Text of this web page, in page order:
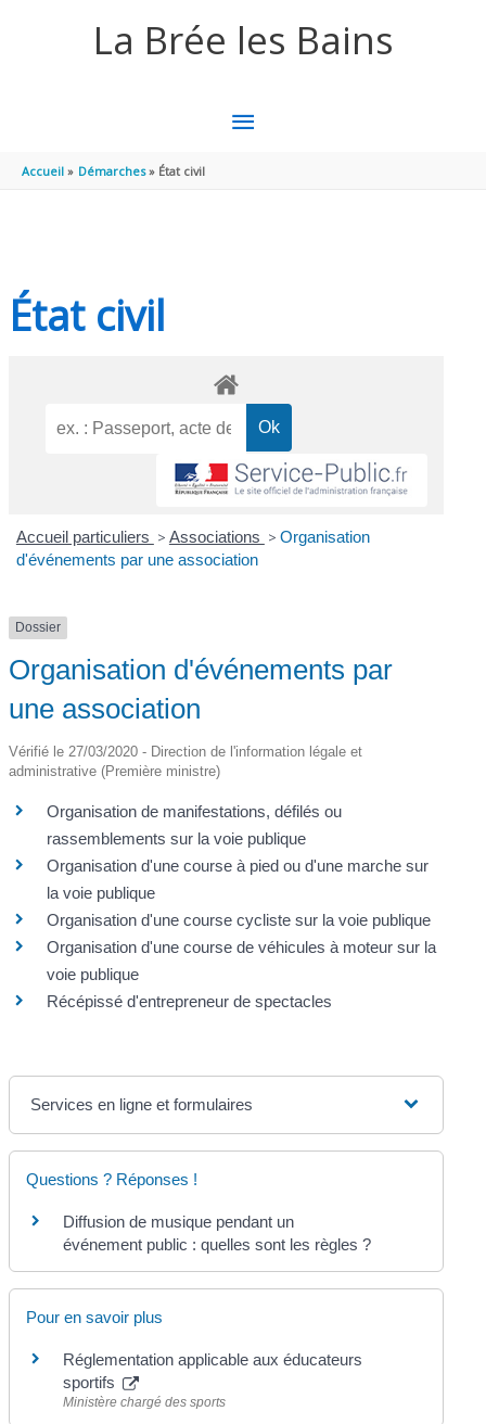
La Brée les Bains
MENU
Accueil Démarches État civil
État civil
Accueil particuliers > Associations > Organisation
d'événements par une association
Dossier
Organisation d'événements par
une association
Vérifié le 27/03/2020 - Direction de l'information légale et
administrative (Première ministre)
Organisation de manifestations, défilés ou
rassemblements sur la voie publique
Organisation d'une course à pied ou d'une marche sur
la voie publique
Organisation d'une course cycliste sur la voie publique
Organisation d'une course de véhicules à moteur sur la
voie publique
Récépissé d'entrepreneur de spectacles
Services en ligne et formulaires
Questions ? Réponses !
Diffusion de musique pendant un
événement public : quelles sont les règles ?
Pour en savoir plus
Réglementation applicable aux éducateurs
sportifs
Ministère chargé des sports